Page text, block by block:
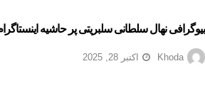
بیوگرافی نهال سلطانی سلبریتی پر حاشیه
Khoda اکتبر 28, 2025